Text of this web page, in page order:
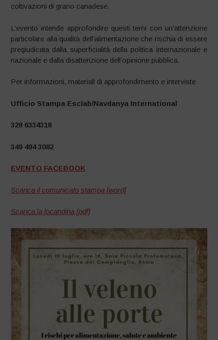
coltivazioni di grano canadese.
L’evento intende approfondire questi temi con un’attenzione
particolare alla qualità dell’alimentazione che rischia di essere
pregiudicata dalla superficialità della politica internazionale e
nazionale e dalla disattenzione dell’opinione pubblica.
Per informazioni, materiali di approfondimento e interviste
Ufficio Stampa Esclab/Navdanya International
328 6334318
349 494 3082
EVENTO FACEBOOK
Scarica il comunicato stampa [word]
Scarica la locandina [pdf]